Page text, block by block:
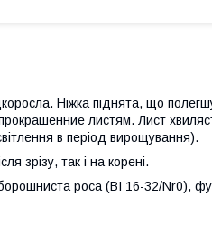
Ніжка піднята, що
листям. Лист
в період вирощування).
зрізу, так і на корені.
роса (BI 16-32/Nr0),